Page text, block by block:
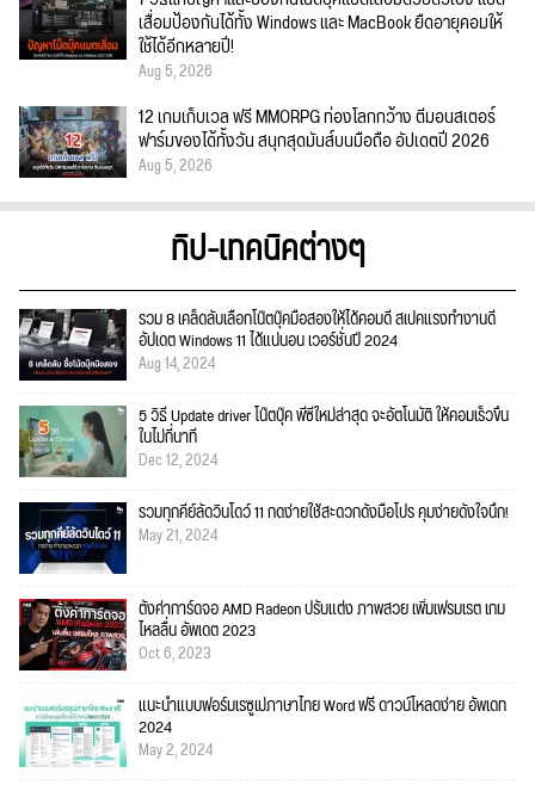
เสื่อมป้องกันได้ทั้ง Windows และ MacBook ยืดอายุคอมให้
ใช้ได้อีกหลายปี!
Aug 5, 2026
12 เกมเก็บเวล ฟรี MMORPG ท่องโลกกว้าง ตีมอนสเตอร์
ฟาร์มของได้ทั้งวัน สนุกสุดมันส์บนมือถือ อัปเดตปี 2026
Aug 5, 2026
ทิป-เทคนิคต่างๆ
รวม 8 เคล็ดลับเลือกโน๊ตบุ๊คมือสองให้ได้คอมดี สเปคแรงทำงานดี
อัปเดต Windows 11 ได้แน่นอน เวอร์ชั่นปี 2024
Aug 14, 2024
5 วิธี Update driver โน๊ตบุ๊ค พีซีใหม่ล่าสุด จะอัตโนมัติ ให้คอมเร็วขึ้น
ในไม่กี่นาที
Dec 12, 2024
รวมทุกคีย์ลัดวินโดว์ 11 กดง่ายใช้สะดวกดั่งมือโปร คุมง่ายดั่งใจนึก!
May 21, 2024
ตั้งค่าการ์ดจอ AMD Radeon ปรับแต่ง ภาพสวย เพิ่มเฟรมเรต เกม
ไหลลื่น อัพเดต 2023
Oct 6, 2023
แนะนำแบบฟอร์มเรซูเม่ภาษาไทย Word ฟรี ดาวน์โหลดง่าย อัพเดท
2024
May 2, 2024